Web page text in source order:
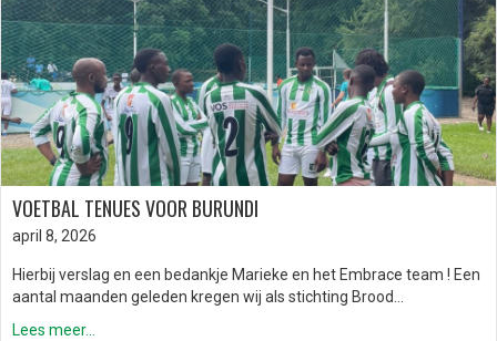
VOETBAL TENUES VOOR BURUNDI
april 8, 2026
Hierbij verslag en een bedankje Marieke en het Embrace team ! Een
aantal maanden geleden kregen wij als stichting Brood…
Lees meer...